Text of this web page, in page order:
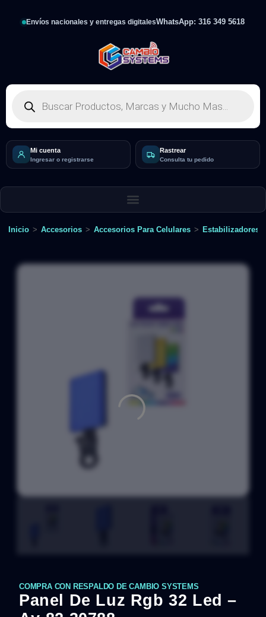
Envíos nacionales y entregas digitalesWhatsApp: 316 349 5618
Mi cuenta
Ingresar o registrarse
Rastrear
Consulta tu pedido
Inicio > Accesorios > Accesorios Para Celulares > Estabilizadores
COMPRA CON RESPALDO DE CAMBIO SYSTEMS
Panel De Luz Rgb 32 Led –